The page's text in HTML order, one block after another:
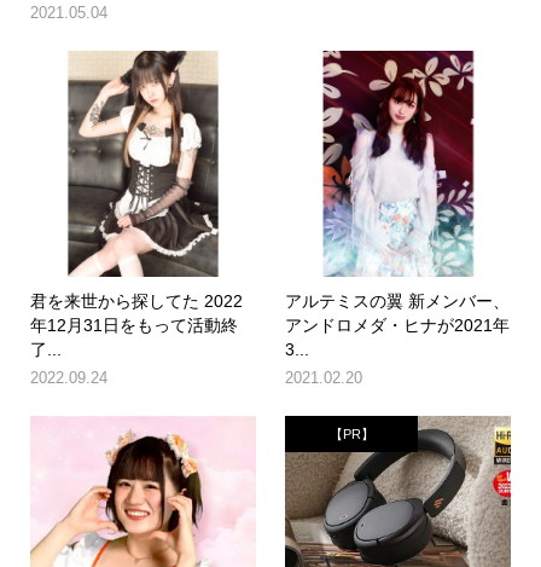
2021.05.04
君を来世から探してた 2022
年12月31日をもって活動終
了...
2022.09.24
アルテミスの翼 新メンバー、
アンドロメダ・ヒナが2021年
3...
2021.02.20
【PR】